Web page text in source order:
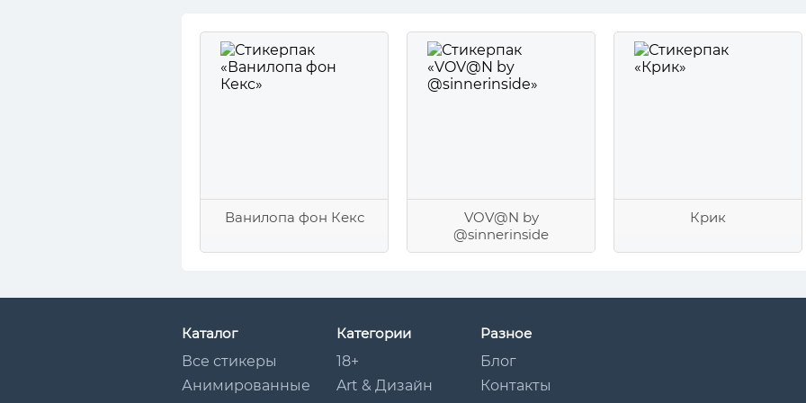
Ванилопа фон Кекс
VOV@N by
@sinnerinside
Крик
Каталог
Все стикеры
Анимированные
Категории
18+
Art & Дизайн
Разное
Блог
Контакты